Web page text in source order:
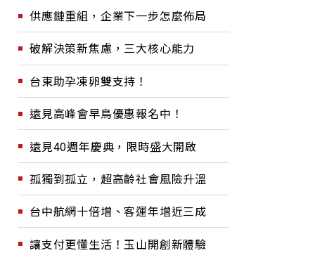
供應鏈重組，企業下一步怎麼佈局
破解決策新焦慮，三大核心能力
台東助孕凍卵雙支持！
遠見高峰會早鳥優惠報名中！
遠見40週年慶典，限時盛大開啟
孤獨到孤立，超高齡社會風險升溫
台中航網十倍增、客運年增近三成
讓支付更懂生活！玉山開創新體驗